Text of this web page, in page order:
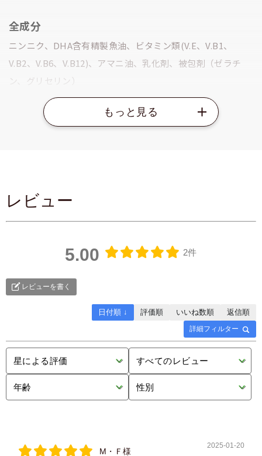
全成分
ニンニク、DHA含有精製魚油、ビタミン類(V.E、V.B1、
V.B2、V.B6、V.B12)、アマニ油、乳化剤、被包剤（ゼラチ
ン、グリセリン）
原材料に含まれるアレルギー物質：大豆・ゼラチン
栄養成分表示（2粒あたり）
使用上の注意
所に置いてください。
レビュー
5.00 2件
レビューを書く
詳細フィルター
日付順 ↓ 評価順 いいね数順 返信順
М・Ｆ様
2025-01-20